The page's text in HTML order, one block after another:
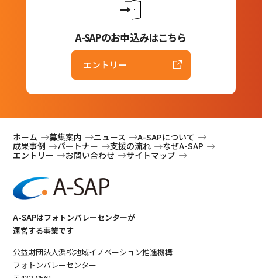
A-SAPのお申込みはこちら
エントリー
A-SAPはフォトンバレーセンターが
運営する事業です
公益財団法人浜松地域イノベーション推進機構
フォトンバレーセンター
ホーム 募集案内 ニュース A-SAPについて
成果事例 パートナー 支援の流れ なぜA-SAP
エントリー お問い合わせ サイトマップ